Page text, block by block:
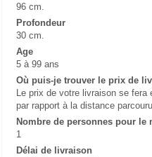
96 cm.
Profondeur
30 cm.
Age
5 à 99 ans
Où puis-je trouver le prix de
Le prix de votre livraison se
par rapport à la distance
Nombre de personnes pour le
1
Délai de livraison